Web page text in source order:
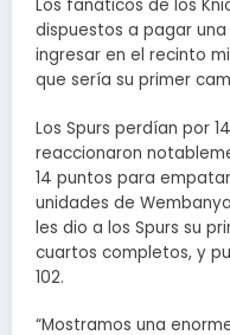
Los fanáticos de los
dispuestos a pagar
ingresar en el recinto
que sería su primer
Los Spurs perdían por
reaccionaron
14 puntos para
unidades de
les dio a los Spurs su
cuartos completos, y
102.
“Mostramos una